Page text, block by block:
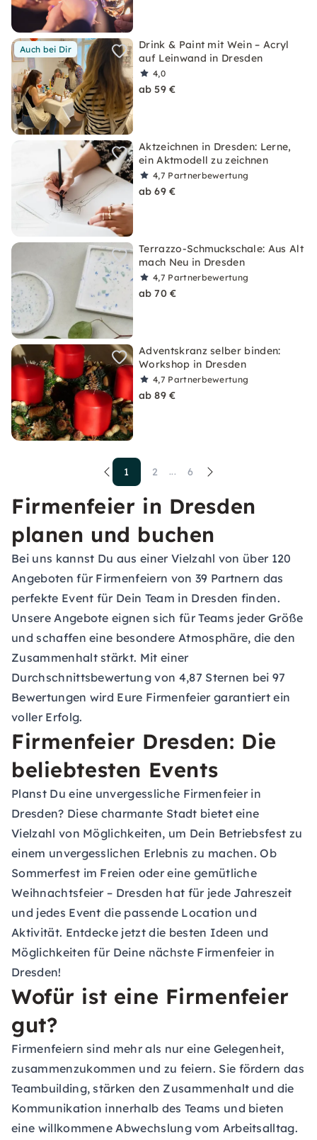
Auch bei Dir
Drink & Paint mit Wein – Acryl
auf Leinwand in Dresden
4,0
ab 59 €
Aktzeichnen in Dresden: Lerne,
ein Aktmodell zu zeichnen
4,7 Partnerbewertung
ab 69 €
Terrazzo-Schmuckschale: Aus Alt
mach Neu in Dresden
4,7 Partnerbewertung
ab 70 €
Adventskranz selber binden:
Workshop in Dresden
4,7 Partnerbewertung
ab 89 €
1 2 ... 6
Firmenfeier in Dresden
planen und buchen
Bei uns kannst Du aus einer Vielzahl von über 120
Angeboten für Firmenfeiern von 39 Partnern das
perfekte Event für Dein Team in Dresden finden.
Unsere Angebote eignen sich für Teams jeder Größe
und schaffen eine besondere Atmosphäre, die den
Zusammenhalt stärkt. Mit einer
Durchschnittsbewertung von 4,87 Sternen bei 97
Bewertungen wird Eure Firmenfeier garantiert ein
voller Erfolg.
Firmenfeier Dresden: Die
beliebtesten Events
Planst Du eine unvergessliche Firmenfeier in
Dresden? Diese charmante Stadt bietet eine
Vielzahl von Möglichkeiten, um Dein Betriebsfest zu
einem unvergesslichen Erlebnis zu machen. Ob
Sommerfest im Freien oder eine gemütliche
Weihnachtsfeier – Dresden hat für jede Jahreszeit
und jedes Event die passende Location und
Aktivität. Entdecke jetzt die besten Ideen und
Möglichkeiten für Deine nächste Firmenfeier in
Dresden!
Wofür ist eine Firmenfeier
gut?
Firmenfeiern sind mehr als nur eine Gelegenheit,
zusammenzukommen und zu feiern. Sie fördern das
Teambuilding, stärken den Zusammenhalt und die
Kommunikation innerhalb des Teams und bieten
eine willkommene Abwechslung vom Arbeitsalltag.